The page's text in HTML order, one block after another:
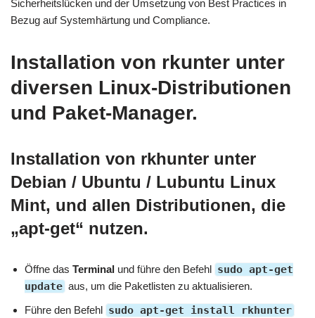
Sicherheitslücken und der Umsetzung von Best Practices in
Bezug auf Systemhärtung und Compliance.
Installation von rkunter unter
diversen Linux-Distributionen
und Paket-Manager.
Installation von rkhunter unter
Debian / Ubuntu / Lubuntu Linux
Mint, und allen Distributionen, die
„apt-get“ nutzen.
Öffne das Terminal und führe den Befehl sudo apt-get
update aus, um die Paketlisten zu aktualisieren.
Führe den Befehl sudo apt-get install rkhunter